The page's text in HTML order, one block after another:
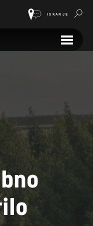
ISKANJE